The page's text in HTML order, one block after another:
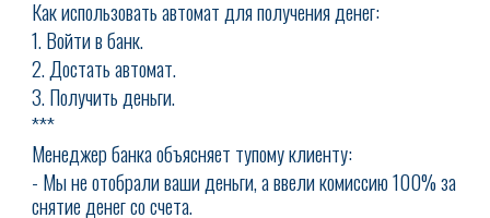
Как использовать автомат для получения денег:
1. Войти в банк.
2. Достать автомат.
3. Получить деньги.
***
Менеджер банка объясняет тупому клиенту:
- Мы не отобрали ваши деньги, а ввели комиссию 100% за
снятие денег со счета.